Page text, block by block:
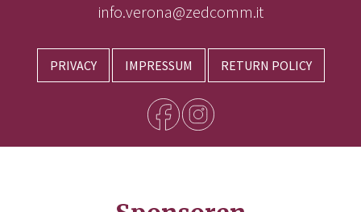
info.verona@zedcomm.it
PRIVACY IMPRESSUM RETURN POLICY